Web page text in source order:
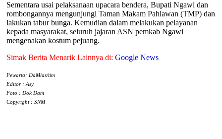
Sementara usai pelaksanaan upacara bendera, Bupati Ngawi dan
rombongannya mengunjungi Taman Makam Pahlawan (TMP) dan
lakukan tabur bunga. Kemudian dalam melakukan pelayanan
kepada masyarakat, seluruh jajaran ASN pemkab Ngawi
mengenakan kostum pejuang.
Simak Berita Menarik Lainnya di: Google News
Pewarta: DaM/as/tim
Editor : Asy
Foto : Dok Dam
Copyright : SNM